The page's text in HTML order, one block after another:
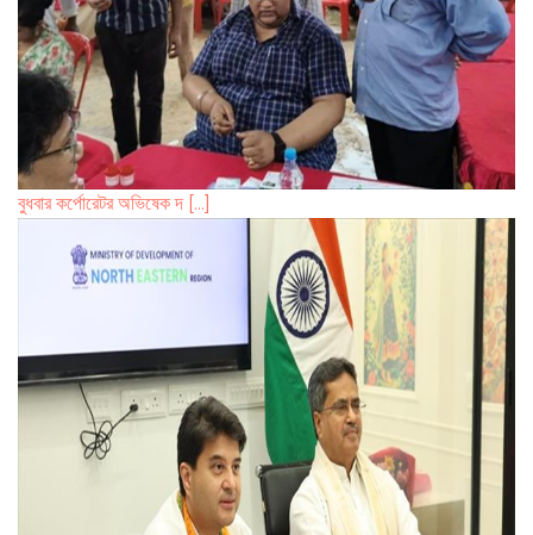
বুধবার কর্পোরেটর অভিষেক দ [...]